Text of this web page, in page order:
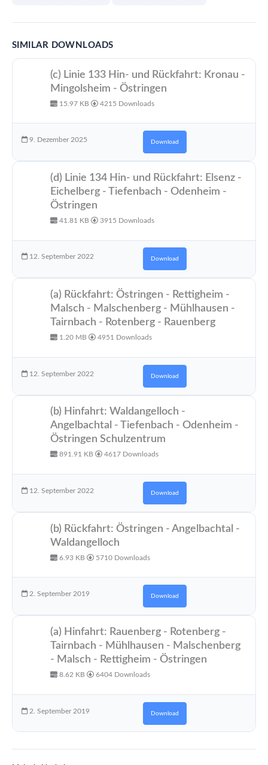
SIMILAR DOWNLOADS
(c) Linie 133 Hin- und Rückfahrt: Kronau -
Mingolsheim - Östringen
15.97 KB 4215 Downloads
9. Dezember 2025 Download
(d) Linie 134 Hin- und Rückfahrt: Elsenz -
Eichelberg - Tiefenbach - Odenheim -
Östringen
41.81 KB 3915 Downloads
12. September 2022 Download
(a) Rückfahrt: Östringen - Rettigheim -
Malsch - Malschenberg - Mühlhausen -
Tairnbach - Rotenberg - Rauenberg
1.20 MB 4951 Downloads
12. September 2022 Download
(b) Hinfahrt: Waldangelloch -
Angelbachtal - Tiefenbach - Odenheim -
Östringen Schulzentrum
891.91 KB 4617 Downloads
12. September 2022 Download
(b) Rückfahrt: Östringen - Angelbachtal -
Waldangelloch
6.93 KB 5710 Downloads
2. September 2019 Download
(a) Hinfahrt: Rauenberg - Rotenberg -
Tairnbach - Mühlhausen - Malschenberg
- Malsch - Rettigheim - Östringen
8.62 KB 6404 Downloads
2. September 2019 Download